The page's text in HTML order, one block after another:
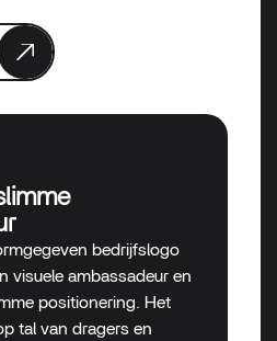
bedrijfslogo
visuele ambassadeur en
positionering. Het
tal van dragers en